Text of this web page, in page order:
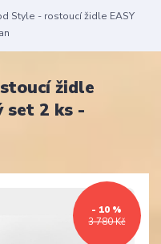
Style - rostoucí židle EASY
židle
set 2 ks -
3 780 Kč
- 10 %